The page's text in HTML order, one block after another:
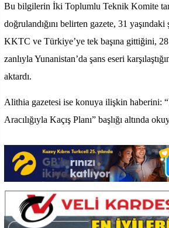
Bu bilgilerin İki Toplumlu Teknik Komite
doğrulandığını belirten gazete, 31 yaşındaki
KKTC ve Türkiye’ye tek başına gittiğini, 28
zanlıyla Yunanistan’da şans eseri
aktardı.
Alithia gazetesi ise konuya ilişkin haberini:
Aracılığıyla Kaçış Planı” başlığı altında